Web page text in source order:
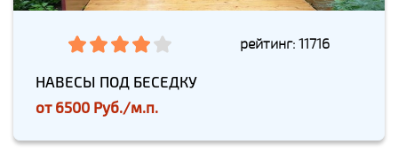
рейтинг: 11716
НАВЕСЫ ПОД БЕСЕДКУ
от6500 Руб./м.п.